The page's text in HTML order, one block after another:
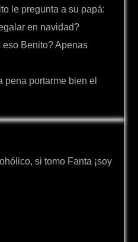
le pregunta a su papá:
en navidad?
Benito? Apenas
pena portarme bien el
si tomo Fanta ¡soy